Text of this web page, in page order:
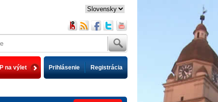
na výlet Prihlásenie Registrácia